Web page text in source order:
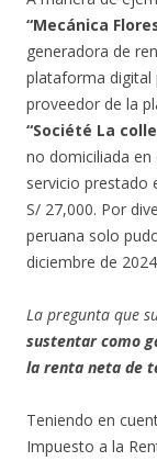
“Mecánica
generadora de
plataforma digital
proveedor de la
“Société La
no domiciliada
servicio prestado
S/ 27,000. Por
peruana solo
diciembre de
La pregunta que
sustentar como
la renta neta de
Teniendo en
Impuesto a la